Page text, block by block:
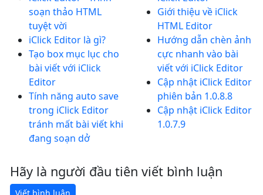
soạn thảo HTML
tuyệt vời
iClick Editor là gì?
Tạo box mục lục cho
bài viết với iClick
Editor
Tính năng auto save
trong iClick Editor
tránh mất bài viết khi
đang soạn dở
Giới thiệu về iClick
HTML Editor
Hướng dẫn chèn ảnh
cực nhanh vào bài
viết với iClick Editor
Cập nhật iClick Editor
phiên bản 1.0.8.8
Cập nhật iClick Editor
1.0.7.9
Hãy là người đầu tiên viết bình luận